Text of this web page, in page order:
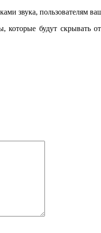
звука, пользователям
будут скрывать